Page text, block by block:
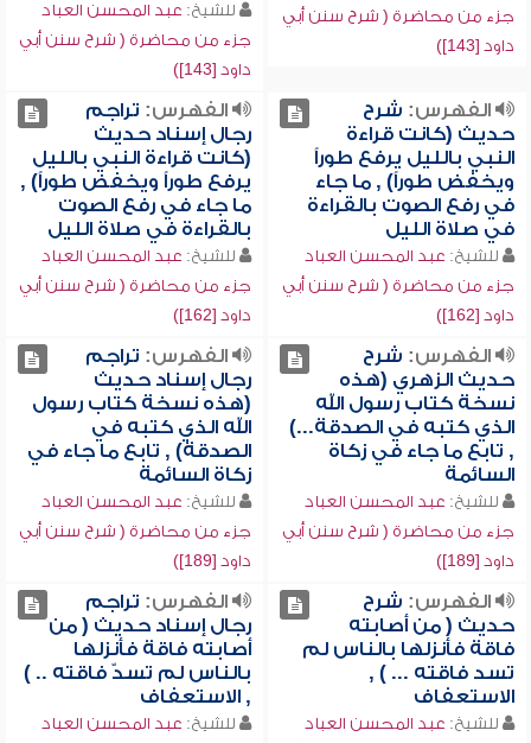
جزء من محاضرة ( شرح سنن أبي
داود [143])
للشيخ: عبد المحسن العباد
جزء من محاضرة ( شرح سنن أبي
داود [143])
الفهرس: شرح
حديث (كانت قراءة
النبي بالليل يرفع طوراً
ويخفض طوراً) , ما جاء
في رفع الصوت بالقراءة
في صلاة الليل
للشيخ: عبد المحسن العباد
جزء من محاضرة ( شرح سنن أبي
داود [162])
الفهرس: تراجم
رجال إسناد حديث
(كانت قراءة النبي بالليل
يرفع طوراً ويخفض طوراً) ,
ما جاء في رفع الصوت
بالقراءة في صلاة الليل
للشيخ: عبد المحسن العباد
جزء من محاضرة ( شرح سنن أبي
داود [162])
الفهرس: شرح
حديث الزهري (هذه
نسخة كتاب رسول الله
الذي كتبه في الصدقة...)
, تابع ما جاء في زكاة
السائمة
للشيخ: عبد المحسن العباد
جزء من محاضرة ( شرح سنن أبي
داود [189])
الفهرس: تراجم
رجال إسناد حديث
(هذه نسخة كتاب رسول
الله الذي كتبه في
الصدقة) , تابع ما جاء في
زكاة السائمة
للشيخ: عبد المحسن العباد
جزء من محاضرة ( شرح سنن أبي
داود [189])
الفهرس: شرح
حديث ( من أصابته
فاقة فأنزلها بالناس لم
تسد فاقته ... ) ,
الاستعفاف
للشيخ: عبد المحسن العباد
الفهرس: تراجم
رجال إسناد حديث ( من
أصابته فاقة فأنزلها
بالناس لم تسدّ فاقته .. )
, الاستعفاف
للشيخ: عبد المحسن العباد